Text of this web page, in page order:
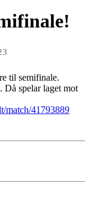
til semifinale.
Då spelar laget mot
match/41793889